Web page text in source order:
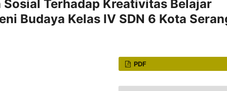
Terhadap Kreativitas Belajar
Budaya Kelas IV SDN 6 Kota
PDF